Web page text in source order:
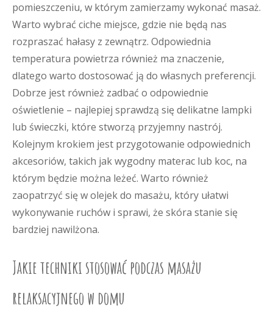
pomieszczeniu, w którym zamierzamy wykonać masaż.
Warto wybrać ciche miejsce, gdzie nie będą nas
rozpraszać hałasy z zewnątrz. Odpowiednia
temperatura powietrza również ma znaczenie,
dlatego warto dostosować ją do własnych preferencji.
Dobrze jest również zadbać o odpowiednie
oświetlenie – najlepiej sprawdzą się delikatne lampki
lub świeczki, które stworzą przyjemny nastrój.
Kolejnym krokiem jest przygotowanie odpowiednich
akcesoriów, takich jak wygodny materac lub koc, na
którym będzie można leżeć. Warto również
zaopatrzyć się w olejek do masażu, który ułatwi
wykonywanie ruchów i sprawi, że skóra stanie się
bardziej nawilżona.
Jakie techniki stosować podczas masażu
relaksacyjnego w domu